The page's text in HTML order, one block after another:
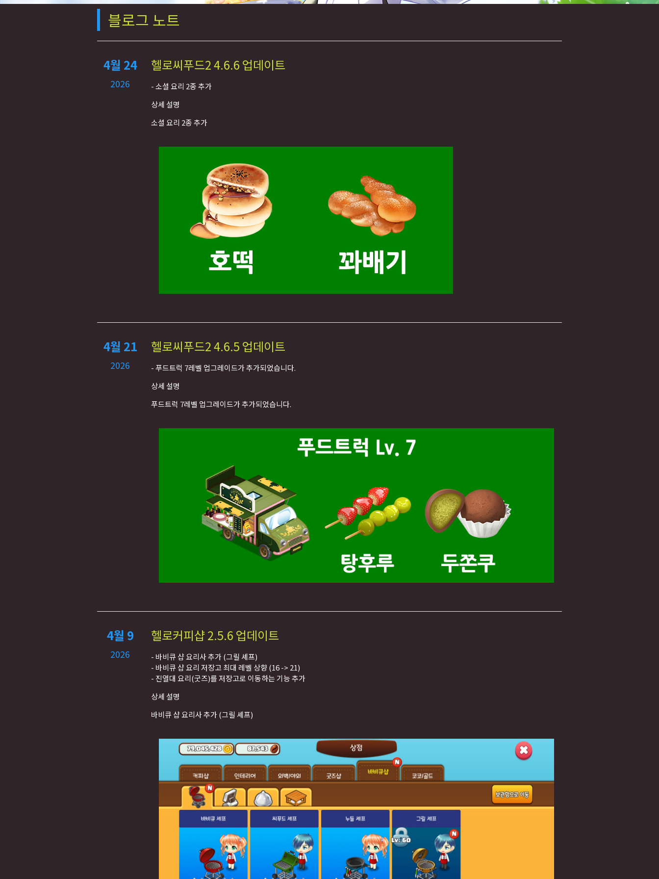
블로그 노트
4월 24
2026
헬로씨푸드2 4.6.6 업데이트
- 소셜 요리 2종 추가
상세 설명
소셜 요리 2종 추가
4월 21
2026
헬로씨푸드2 4.6.5 업데이트
- 푸드트럭 7레벨 업그레이드가 추가되었습니다.
상세 설명
푸드트럭 7레벨 업그레이드가 추가되었습니다.
4월 9
2026
헬로커피샵 2.5.6 업데이트
- 바비큐 샵 요리사 추가 (그릴 셰프)
- 바비큐 샵 요리 저장고 최대 레벨 상향 (16 -> 21)
- 진열대 요리(굿즈)를 저장고로 이동하는 기능 추가
상세 설명
바비큐 샵 요리사 추가 (그릴 셰프)